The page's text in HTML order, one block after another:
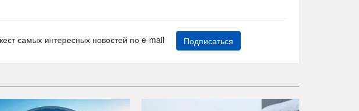
самых интересных новостей по e-mail Подписаться